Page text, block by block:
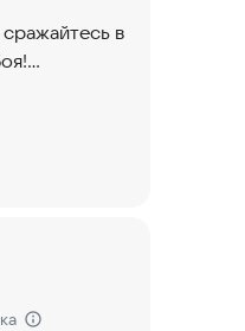
в
винтовками